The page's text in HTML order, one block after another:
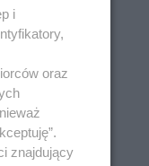
i
oraz
znajdujący